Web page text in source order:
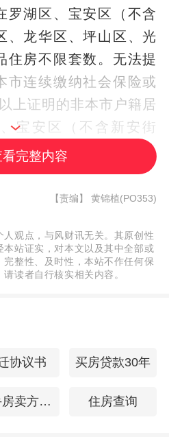
罗湖区、宝安区（不含
、龙华区、坪山区、光
住房不限套数。无法提
市连续缴纳社会保险或
上证明的非本市户籍居
宝安区（不含新安街
区、坪山区、光明区范
房，限购两套。
新房虽然库存量不大，
旧改房源，所以去化速
将有利于市场去化，
一位资深房产中介经理
晨两点多才休息。新政
接到5位客户的咨询来
看完整内容
【责编】 黄锦植(PO353)
观点，与风财讯无关。其原创性
本站证实，对本文以及其中全部或
整性、及时性，本站不作任何保
读者自行核实相关内容。
协议书 买房贷款30年
二手房卖方税费 住房查询